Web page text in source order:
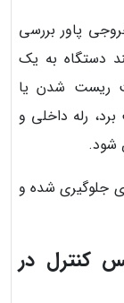
پاور بررسی
دستگاه به یک
ریست شدن یا
رله داخلی و
شود.
جلوگیری شده و
کنترل در